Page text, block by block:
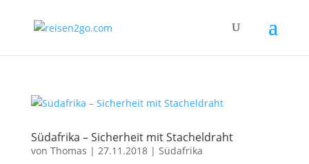
Südafrika – Sicherheit mit Stacheldraht
von Thomas | 27.11.2018| Südafrika